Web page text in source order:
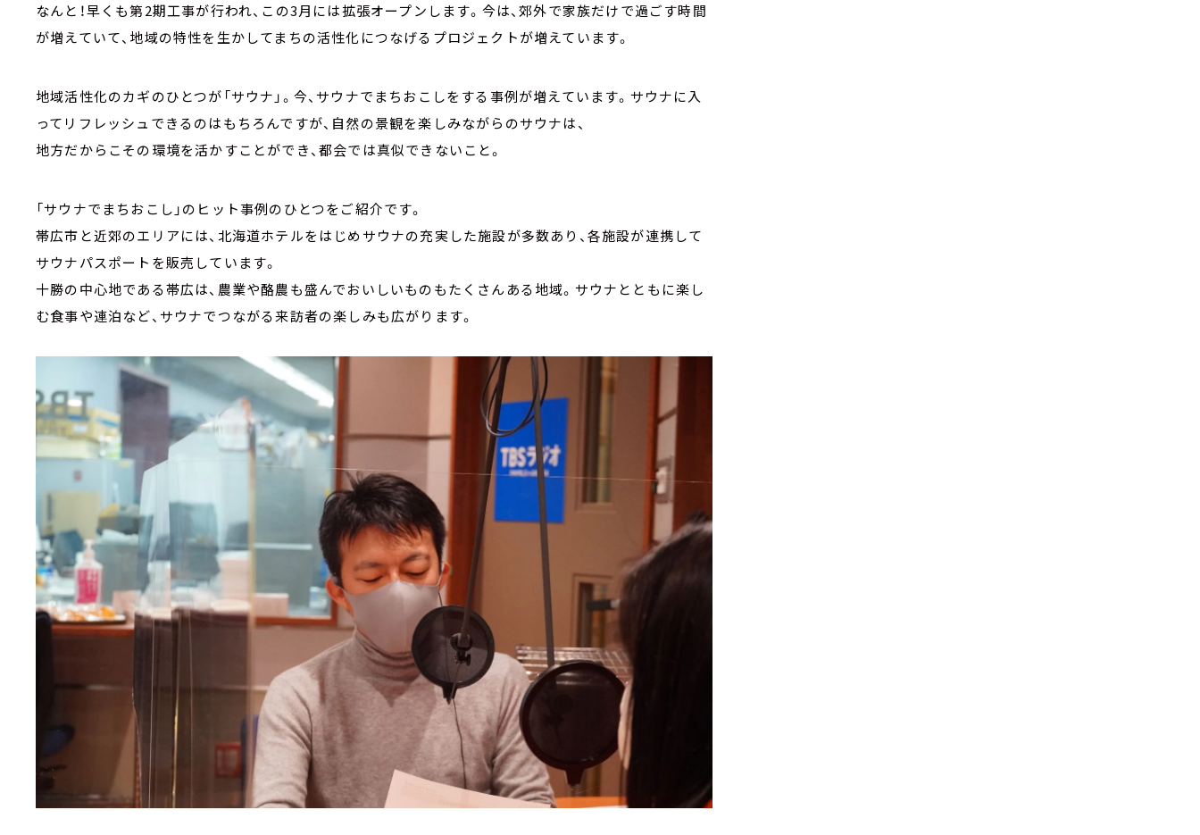
なんと！早くも第2期工事が行われ、この3月には拡張オープンします。今は、郊外で家族だけで過ごす時間
が増えていて、地域の特性を生かしてまちの活性化につなげるプロジェクトが増えています。
地域活性化のカギのひとつが「サウナ」。今、サウナでまちおこしをする事例が増えています。サウナに入
ってリフレッシュできるのはもちろんですが、自然の景観を楽しみながらのサウナは、
地方だからこその環境を活かすことができ、都会では真似できないこと。
「サウナでまちおこし」のヒット事例のひとつをご紹介です。
帯広市と近郊のエリアには、北海道ホテルをはじめサウナの充実した施設が多数あり、各施設が連携して
サウナパスポートを販売しています。
十勝の中心地である帯広は、農業や酪農も盛んでおいしいものもたくさんある地域。サウナとともに楽し
む食事や連泊など、サウナでつながる来訪者の楽しみも広がります。